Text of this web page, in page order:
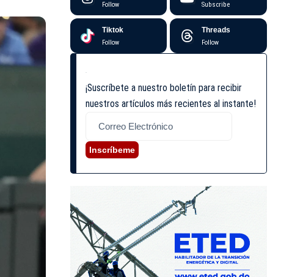
Follow Subscribe
Tiktok
Follow
Threads
Follow
¡Suscríbete a nuestro boletín para recibir
nuestros artículos más recientes al instante!
Inscríbeme